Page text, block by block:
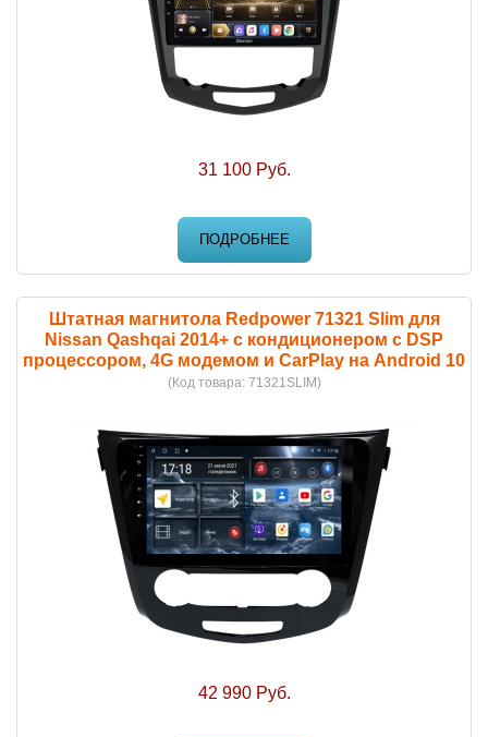
31 100 Руб.
ПОДРОБНЕЕ
Штатная магнитола Redpower 71321 Slim для
Nissan Qashqai 2014+ с кондиционером с DSP
процессором, 4G модемом и CarPlay на Android 10
(Код товара: 71321SLIM)
42 990 Руб.